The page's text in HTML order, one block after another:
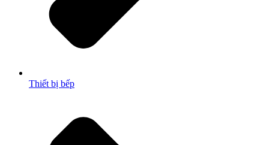
Thiết bị bếp